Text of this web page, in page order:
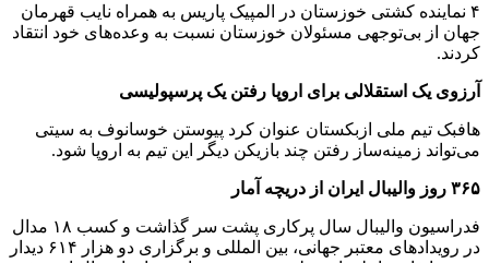
۴ نماینده کشتی خوزستان در المپیک پاریس به همراه نایب قهرمان
جهان از بی‌توجهی مسئولان خوزستان نسبت به وعده‌های خود انتقاد
کردند.
آرزوی یک استقلالی برای اروپا رفتن یک پرسپولیسی
هافبک تیم ملی ازبکستان عنوان کرد پیوستن خوسانوف به سیتی
می‌تواند زمینه‌ساز رفتن چند بازیکن دیگر این تیم به اروپا شود.
۳۶۵ روز والیبال ایران از دریچه آمار
فدراسیون والیبال سال پرکاری پشت سر گذاشت و کسب ۱۸ مدال
در رویدادهای معتبر جهانی، بین المللی و برگزاری دو هزار ۶۱۴ دیدار